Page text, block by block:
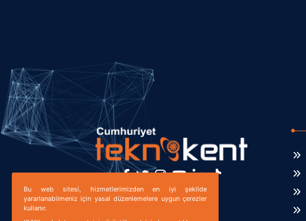
Bizi Takip Edin!
Bu web sitesi, hizmetlerimizden en iyi şekilde
yararlanabilmeniz için yasal düzenlemelere uygun çerezler
kullanır.